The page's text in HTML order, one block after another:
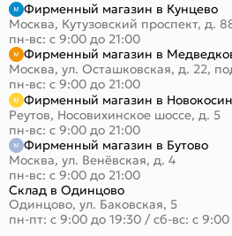
Фирменный магазин в Кунцево
Москва, Кутузовский проспект, д.
пн-вс: с 9:00 до 21:00
Фирменный магазин в
Москва, ул. Осташковская, д. 22,
пн-вс: с 9:00 до 21:00
Фирменный магазин в
Реутов, Носовихинское шоссе, д. 5
пн-вс: с 9:00 до 21:00
Фирменный магазин в Бутово
Москва, ул. Венёвская, д. 4
пн-вс: с 9:00 до 21:00
Склад в Одинцово
Одинцово, ул. Баковская, 5
пн-пт: с 9:00 до 19:30 / сб-вс: с